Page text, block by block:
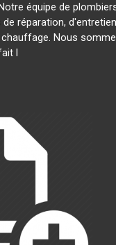
équipe de
réparation,
Nous
l